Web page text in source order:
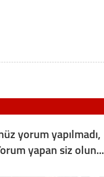
yorum yapılmadı,
yapan siz olun...